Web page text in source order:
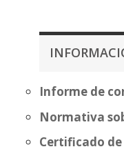
385,39€
hasta
Informe de
Normativa
Certificado